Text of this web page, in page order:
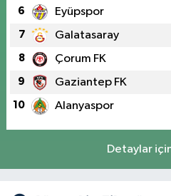
6 Eyüpspor
7 Galatasaray
8 Çorum FK
9 Gaziantep FK
10 Alanyaspor
Detaylar